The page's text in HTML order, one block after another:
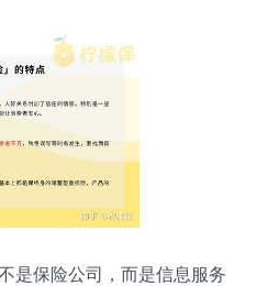
是保险公司，而是信息服务